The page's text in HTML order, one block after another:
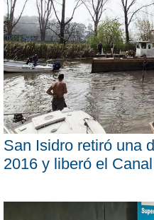
San Isidro retiró una
2016 y liberó el